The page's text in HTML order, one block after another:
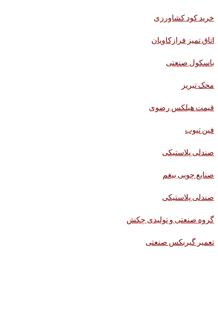
خرید کود کشاورزی
اتاق تمیز فرازکاویان
باسکول صنعتی
محک تبریز
قیمت هبلکس رضوی
فین تیوب
صندلی پلاستیکی
صنایع چوبی بیغم
صندلی پلاستیکی
گروه صنعتی و تولیدی چکش
تعمیر گیربکس صنعتی